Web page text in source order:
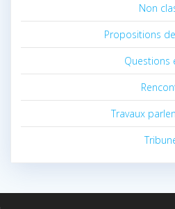
Non
Propositions
Questions
Travaux